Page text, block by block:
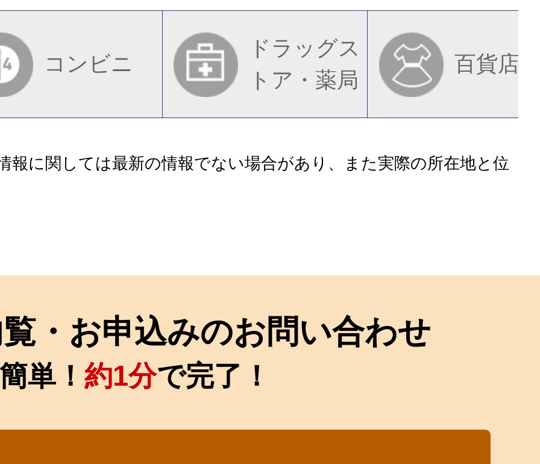
コンビニ
ドラッグス
トア・薬局
百貨店
報に関しては最新の情報でない場合があり、また実際の所在地と位
・お申込みのお問い合わせ
簡単！ 約1分で完了！